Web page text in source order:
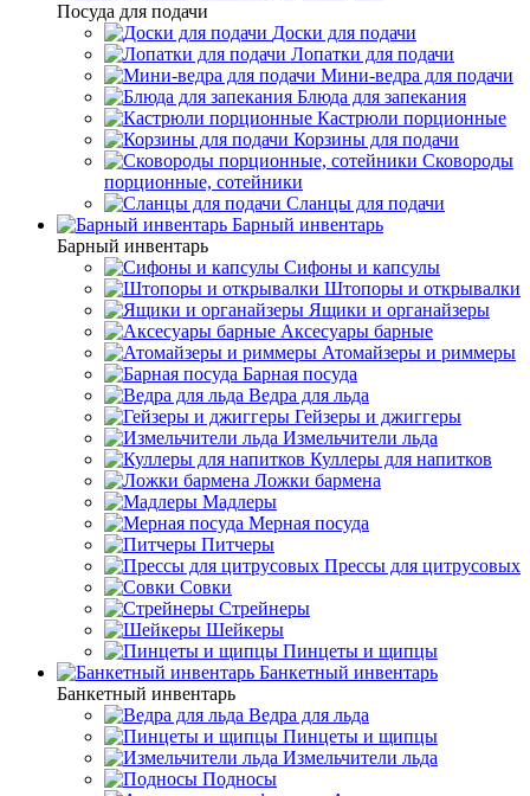
Посуда для подачи
Доски для подачи
Лопатки для подачи
Мини-ведра для подачи
Блюда для запекания
Кастрюли порционные
Корзины для подачи
Сковороды
порционные, сотейники
Сланцы для подачи
Барный инвентарь
Барный инвентарь
Сифоны и капсулы
Штопоры и открывалки
Ящики и органайзеры
Аксесуары барные
Атомайзеры и риммеры
Барная посуда
Ведра для льда
Гейзеры и джиггеры
Измельчители льда
Куллеры для напитков
Ложки бармена
Мадлеры
Мерная посуда
Питчеры
Прессы для цитрусовых
Совки
Стрейнеры
Шейкеры
Пинцеты и щипцы
Банкетный инвентарь
Банкетный инвентарь
Ведра для льда
Пинцеты и щипцы
Измельчители льда
Подносы